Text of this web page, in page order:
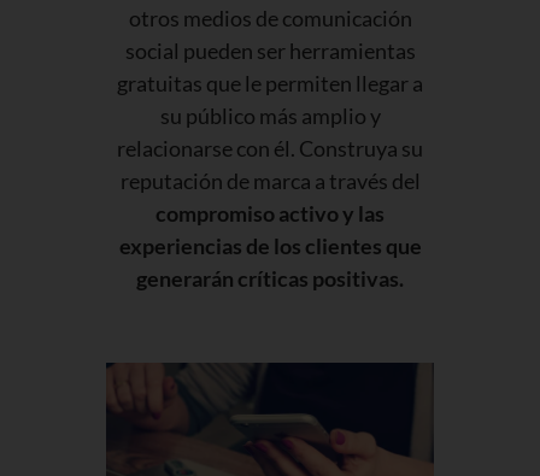
otros medios de comunicación
social pueden ser herramientas
gratuitas que le permiten llegar a
su público más amplio y
relacionarse con él. Construya su
reputación de marca a través del
compromiso activo y las
experiencias de los clientes que
generarán críticas positivas.